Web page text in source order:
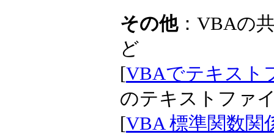
その他：VBAの
ど
[VBAでテキスト
のテキストファ
[VBA 標準関数関